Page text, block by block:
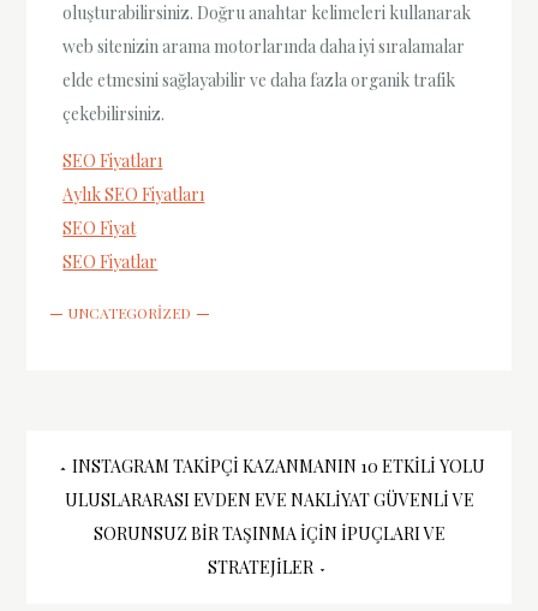
oluşturabilirsiniz. Doğru anahtar kelimeleri kullanarak
web sitenizin arama motorlarında daha iyi sıralamalar
elde etmesini sağlayabilir ve daha fazla organik trafik
çekebilirsiniz.
SEO Fiyatları
Aylık SEO Fiyatları
SEO Fiyat
SEO Fiyatlar
UNCATEGORIZED
Yazı
gezinmesi
INSTAGRAM TAKIPÇI KAZANMANIN 10 ETKILI YOLU
ULUSLARARASI EVDEN EVE NAKLIYAT GÜVENLI VE
SORUNSUZ BIR TAŞINMA İÇIN İPUÇLARI VE
STRATEJILER